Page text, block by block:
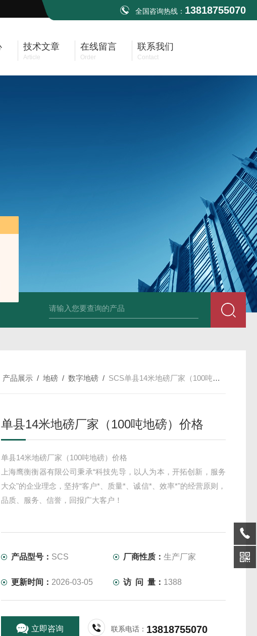
全国咨询热线： 13818755070
技术文章
Article
在线留言
Order
联系我们
Contact
产品展示 /地磅 /数字地磅 / SCS单县14米地磅厂家（100吨地磅）价格
单县14米地磅厂家（100吨地磅）价格
单县14米地磅厂家（100吨地磅）价格
上海鹰衡衡器有限公司秉承“科技先导，以人为本，开拓创新，服务
大众"的企业理念，坚持“客户*、质量*、诚信*、效率*"的经营原则，
品质、服务、信誉，回报广大客户！
产品型号： SCS 厂商性质：生产厂家
更新时间： 2026-03-05 访 问 量： 1388
立即咨询 联系电话： 13818755070